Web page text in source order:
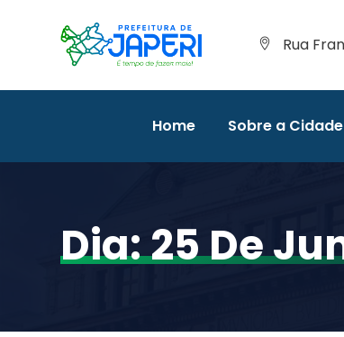
Rua
Home Sobre a Cidade
Dia:25 De